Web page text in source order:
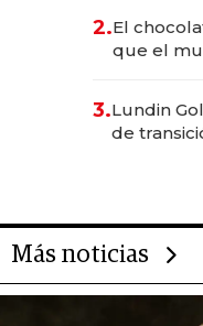
2.El
que el
3.Lundin
de
Más noticias